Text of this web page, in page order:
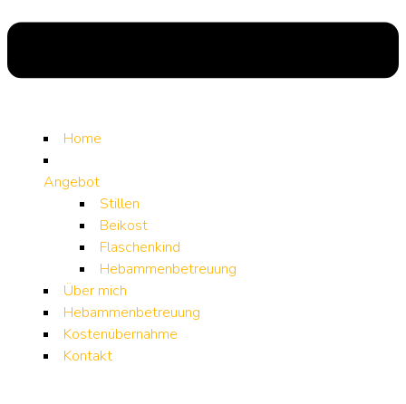
Home
Angebot
Stillen
Beikost
Flaschenkind
Hebammenbetreuung
Über mich
Hebammenbetreuung
Kostenübernahme
Kontakt